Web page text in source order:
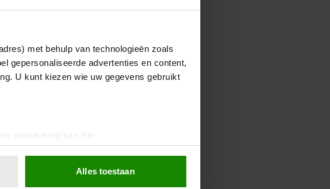
met behulp van technologieën zoals
gepersonaliseerde advertenties en content,
U kunt kiezen wie uw gegevens gebruikt
nauwkeurig kan zijn
(fingerprinting)
Alles toestaan